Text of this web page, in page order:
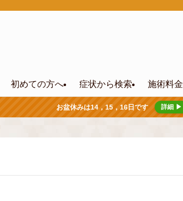
初めての方へ 症状から検索 施術料金
お盆休みは14，15，16日です 詳細 ▶